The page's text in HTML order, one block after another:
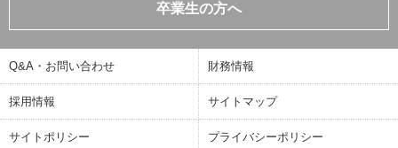
卒業生の方へ
Q&A・お問い合わせ 財務情報
採用情報 サイトマップ
サイトポリシー プライバシーポリシー